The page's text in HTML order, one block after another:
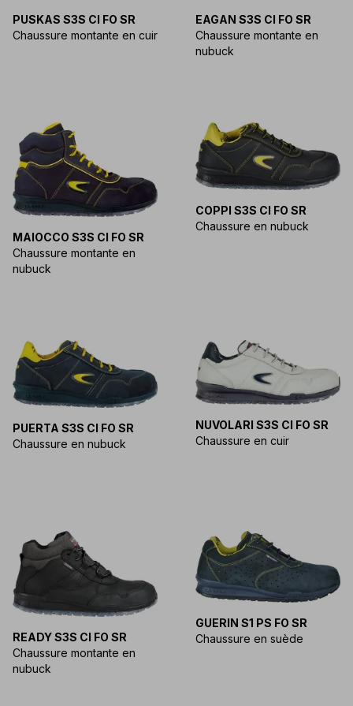
PUSKAS S3S CI FO SR
Chaussure montante en cuir
EAGAN S3S CI FO SR
Chaussure montante en
nubuck
MAIOCCO S3S CI FO SR
Chaussure montante en
nubuck
COPPI S3S CI FO SR
Chaussure en nubuck
PUERTA S3S CI FO SR
Chaussure en nubuck
NUVOLARI S3S CI FO SR
Chaussure en cuir
READY S3S CI FO SR
Chaussure montante en
nubuck
GUERIN S1 PS FO SR
Chaussure en suède